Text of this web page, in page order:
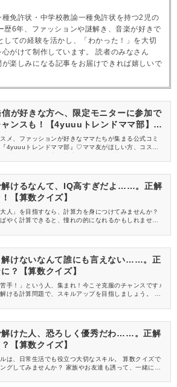
免許状・中学校教諭一種免許状を持つ2児の
歴6年、ファッションや謎解き、音楽が好きで
しての経験を活かし、「わかった！」を大切
心がけて制作しています。 読者のみなさん
が楽しみになる記事をお届けできれば嬉しいで
が好きな方へ、限定モニターに参加で
ャンスも！【4yuuuトレンドママ部】部
メ、ファッションが好きなママたちが集まる公式コミ
4yuuuトレンドママ部』♡ママ友がほしい方、コスメサ
る方を募集しています！
解けるなんて、IQ高すぎだよ……。正解
【算数クイズ】
大人」を目指すなら、計算力を身につけてみませんか？
やく計算できると、憧れの的になれるかもしれません
解けないなんて誰にも言えない……。正
？【算数クイズ】
苦手！」という人、集まれ！今こそ克服のチャンスです♪
ける計算問題で、スキルアップを目指しましょう。 丁
解けた人、恐ろしく優秀だわ……。正解
【算数クイズ】
は、日常生活でも役立つ大切なスキル。 算数クイズで
グしてみませんか？ 家族やお友達も誘って、一緒に挑